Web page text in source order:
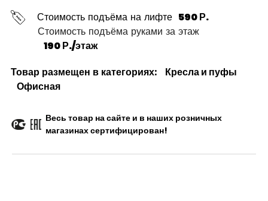
Стоимость подъёма на лифте 590 Р.
Стоимость подъёма руками за этаж
190 Р./этаж
Товар размещен в категориях:
Кресла и пуфы
Офисная
Весь товар на сайте и в наших розничных
магазинах сертифицирован!